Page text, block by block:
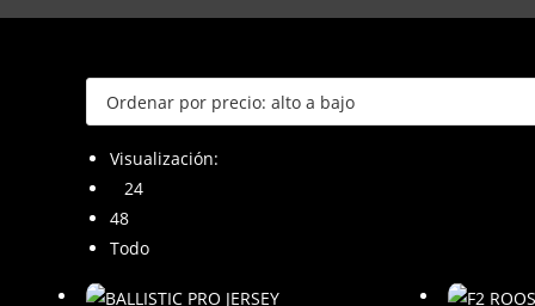
Visualización:
24
48
Todo